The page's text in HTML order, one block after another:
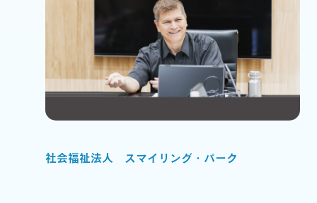
社会福祉法人 スマイリング・パーク